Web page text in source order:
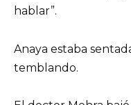
hablar”.
Anaya estaba
temblando.